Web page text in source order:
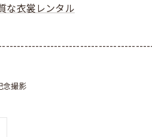
な衣裳レンタル
念撮影